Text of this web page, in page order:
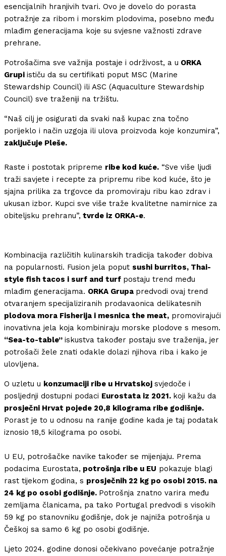
esencijalnih hranjivih tvari. Ovo je dovelo do porasta
potražnje za ribom i morskim plodovima, posebno među
mlađim generacijama koje su svjesne važnosti zdrave
prehrane.
Potrošačima sve važnija postaje i održivost, a u ORKA
Grupi ističu da su certifikati poput MSC (Marine
Stewardship Council) ili ASC (Aquaculture Stewardship
Council) sve traženiji na tržištu.
“Naš cilj je osigurati da svaki naš kupac zna točno
porijeklo i način uzgoja ili ulova proizvoda koje konzumira”,
zaključuje Pleše.
Raste i postotak pripreme ribe kod kuće. “Sve više ljudi
traži savjete i recepte za pripremu ribe kod kuće, što je
sjajna prilika za trgovce da promoviraju ribu kao zdrav i
ukusan izbor. Kupci sve više traže kvalitetne namirnice za
obiteljsku prehranu”, tvrde iz ORKA-e.
Kombinacija različitih kulinarskih tradicija također dobiva
na popularnosti. Fusion jela poput sushi burritos, Thai-
style fish tacos i surf and turf postaju trend među
mlađim generacijama. ORKA Grupa predvodi ovaj trend
otvaranjem specijaliziranih prodavaonica delikatesnih
plodova mora Fisherija i mesnica the meat, promovirajući
inovativna jela koja kombiniraju morske plodove s mesom.
“Sea-to-table” iskustva također postaju sve traženija, jer
potrošači žele znati odakle dolazi njihova riba i kako je
ulovljena.
O uzletu u konzumaciji ribe u Hrvatskoj svjedoče i
posljednji dostupni podaci Eurostata iz 2021. koji kažu da
prosječni Hrvat pojede 20,8 kilograma ribe godišnje.
Porast je to u odnosu na ranije godine kada je taj podatak
iznosio 18,5 kilograma po osobi.
U EU, potrošačke navike također se mijenjaju. Prema
podacima Eurostata, potrošnja ribe u EU pokazuje blagi
rast tijekom godina, s prosječnih 22 kg po osobi 2015. na
24 kg po osobi godišnje. Potrošnja znatno varira među
zemljama članicama, pa tako Portugal predvodi s visokih
59 kg po stanovniku godišnje, dok je najniža potrošnja u
Češkoj sa samo 6 kg po osobi godišnje.
Ljeto 2024. godine donosi očekivano povećanje potražnje